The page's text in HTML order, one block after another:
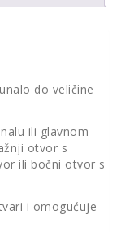
do veličine
ili glavnom
otvor s
ili bočni otvor s
i omogućuje